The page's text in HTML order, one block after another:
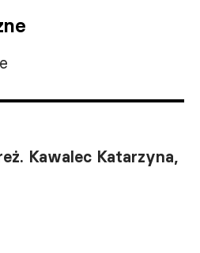
Kawalec Katarzyna,